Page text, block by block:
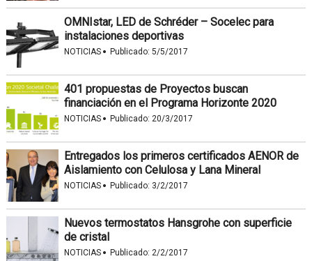
OMNIstar, LED de Schréder – Socelec para
instalaciones deportivas
NOTICIAS · Publicado: 5/5/2017
401 propuestas de Proyectos buscan
financiación en el Programa Horizonte 2020
NOTICIAS · Publicado: 20/3/2017
Entregados los primeros certificados AENOR de
Aislamiento con Celulosa y Lana Mineral
NOTICIAS · Publicado: 3/2/2017
Nuevos termostatos Hansgrohe con superficie
de cristal
NOTICIAS · Publicado: 2/2/2017